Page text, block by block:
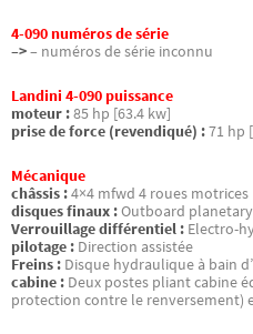
4-090 numéros de série
–>– numéros de série inconnu
Landini 4-090 puissance
moteur :85 hp [63.4 kw]
prise de force (revendiqué) :71 hp
Mécanique
châssis :4×4 mfwd 4 roues motrices
disques finaux :Outboard planetary
Verrouillage différentiel : Electro-
pilotage : Direction assistée
Freins : Disque hydraulique à bain
cabine : Deux postes pliant cabine
protection contre le renversement)